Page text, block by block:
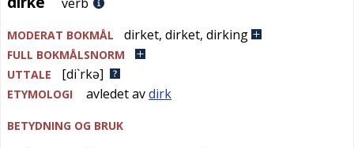
MODERAT BOKMÅL dirket, dirket, dirking
FULL BOKMÅLSNORM
UTTALE
[di`rkə]
ETYMOLOGI avledet avdirk
BETYDNING OG BRUK